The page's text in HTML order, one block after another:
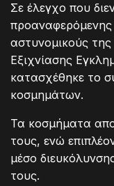
Σε έλεγχο που
προαναφερόμενης
αστυνομικούς
Εξιχνίασης
κατασχέθηκε το
κοσμημάτων.
Τα κοσμήματα
τους, ενώ
μέσο
τους.